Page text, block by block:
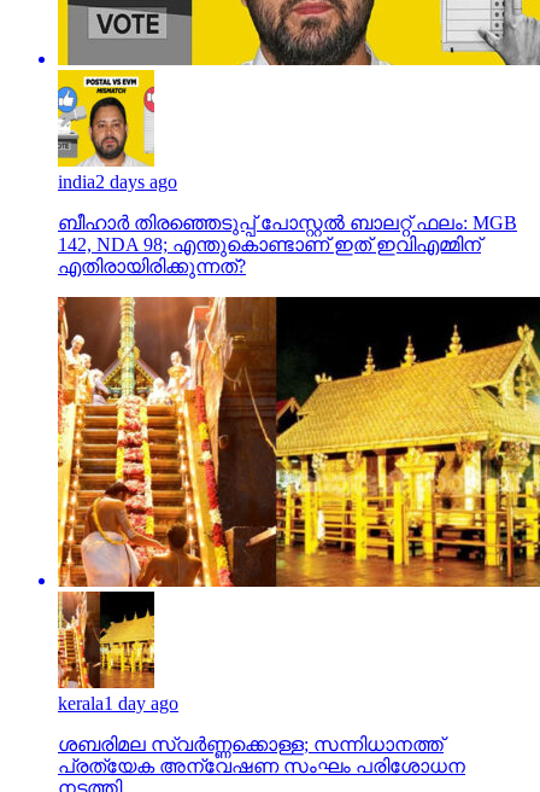
india2 days ago
ബീഹാർ തിരഞ്ഞെടുപ്പ് പോസ്റ്റൽ ബാലറ്റ് ഫലം: MGB
142, NDA 98; എന്തുകൊണ്ടാണ് ഇത് ഇവിഎമ്മിന്
എതിരായിരിക്കുന്നത്?
kerala1 day ago
ശബരിമല സ്വര്‍ണ്ണക്കൊള്ള; സന്നിധാനത്ത്
പ്രത്യേക അന്വേഷണ സംഘം പരിശോധന
നടത്തി